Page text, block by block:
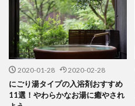
2020-01-28 2020-02-28
にごり湯タイプの入浴剤おすすめ
11選！やわらかなお湯に癒やされ